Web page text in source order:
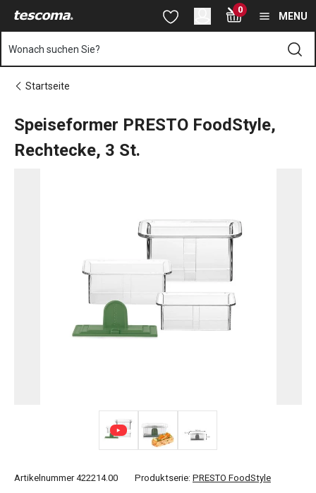
Sie befinden sich auf der Speiseformer PRESTO FoodStyle,
Zum Hauptinhalt springen
Zur Suche springen
Zur Navigation springen 0
MENU
Wonach suchen Sie?
Startseite
Speiseformer PRESTO FoodStyle,
Rechtecke, 3 St.
Artikelnummer 422214.00 Produktserie: PRESTO FoodStyle